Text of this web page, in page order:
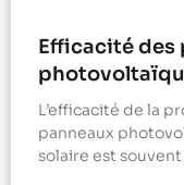
Efficacité des
L’efficacité de la
panneaux
solaire est souvent